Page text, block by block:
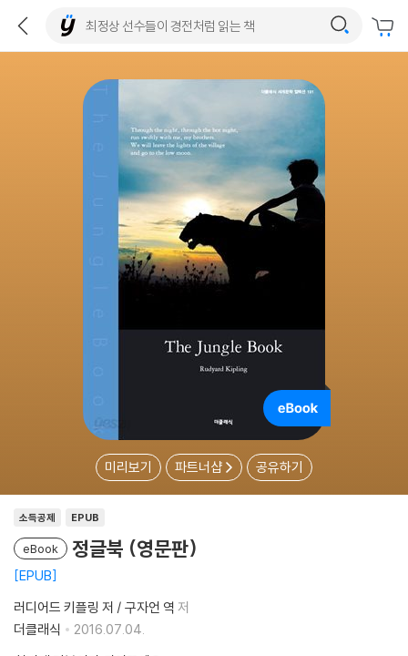
미리보기 파트너샵 공유하기
소득공제 EPUB
eBook 정글북 (영문판)
EPUB
러디어드 키플링 저 / 구자언 역 저
더클래식
2016.07.04.